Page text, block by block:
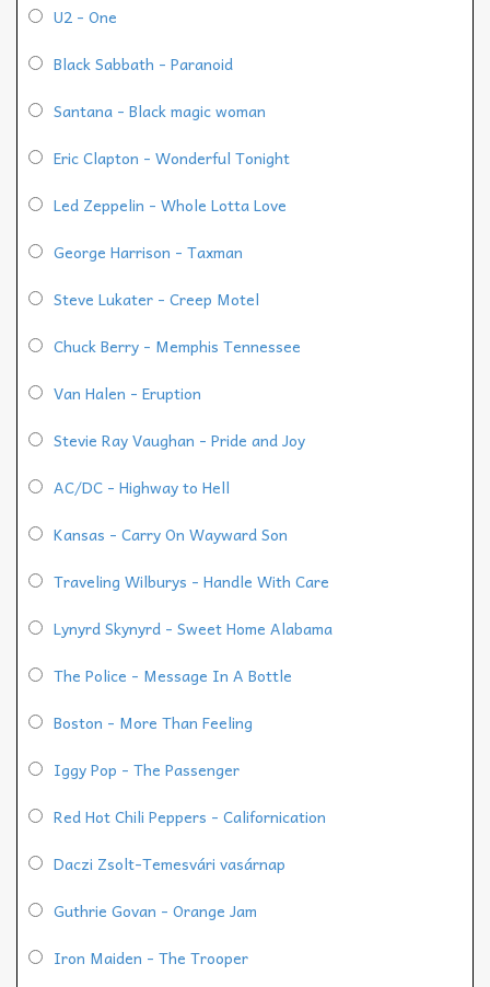
U2 - One
Black Sabbath - Paranoid
Santana - Black magic woman
Eric Clapton - Wonderful Tonight
Led Zeppelin - Whole Lotta Love
George Harrison - Taxman
Steve Lukater - Creep Motel
Chuck Berry - Memphis Tennessee
Van Halen - Eruption
Stevie Ray Vaughan - Pride and Joy
AC/DC - Highway to Hell
Kansas - Carry On Wayward Son
Traveling Wilburys - Handle With Care
Lynyrd Skynyrd - Sweet Home Alabama
The Police - Message In A Bottle
Boston - More Than Feeling
Iggy Pop - The Passenger
Red Hot Chili Peppers - Californication
Daczi Zsolt-Temesvári vasárnap
Guthrie Govan - Orange Jam
Iron Maiden - The Trooper